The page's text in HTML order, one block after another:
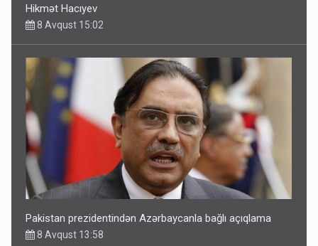
Hikmət Hacıyev
8 Avqust 15:02
Pakistan prezidentindən Azərbaycanla bağlı açıqlama
8 Avqust 13:58